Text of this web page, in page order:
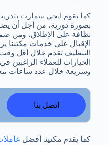
كما يقوم ايجي سمارت
بصورة دورية، من أجل أن
نظافة على الإطلاق، ومن
الإقبال على خدمات مكتبنا
التنظيف تقدم خلال أقل
الخيارات للعملاء
وسريعة خلال عدد ساعات
اتصل بنا
كما يقدم مكتينا أفضل